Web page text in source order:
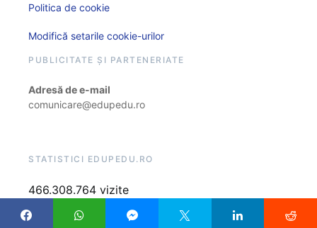
Politica de cookie
Modifică setarile cookie-urilor
PUBLICITATE ȘI PARTENERIATE
Adresă de e-mail
comunicare@edupedu.ro
STATISTICI EDUPEDU.RO
466.308.764 vizite